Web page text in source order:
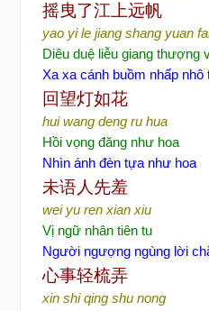
摇曳了江上远帆
yaoyi le jiang shang yuan
Diêu duệ liễu giang thượng
Xa xa cánh buồm nhấp nhô
回望灯如花
hui wang deng ru hua
Hồi vọng đăng như hoa
Nhìn ánh đèn tựa như hoa
未语人先羞
wei yu ren xian xiu
Vị ngữ nhân tiên tu
Người ngượng ngùng lời
心事轻梳弄
xin shi qing shu nong